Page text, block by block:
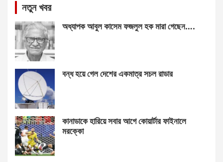
নতুন খবর
অধ্যাপক আবুল কাসেম ফজলুল হক মারা গেছেন….
বন্ধ হয়ে গেল দেশের একমাত্র সচল রাডার
কানাডাকে হারিয়ে সবার আগে কোয়ার্টার ফাইনালে
মরক্কো